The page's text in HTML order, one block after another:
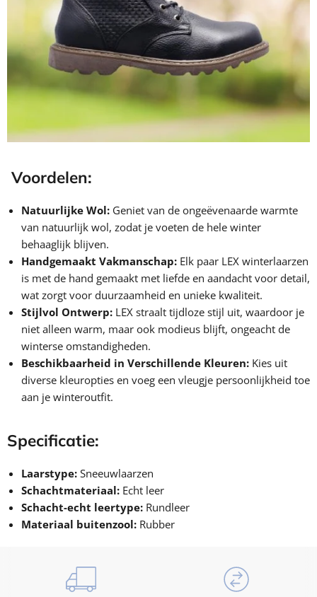
Voordelen:
Natuurlijke Wol: Geniet van de ongeëvenaarde warmte
van natuurlijk wol, zodat je voeten de hele winter
behaaglijk blijven.
Handgemaakt Vakmanschap: Elk paar LEX winterlaarzen
is met de hand gemaakt met liefde en aandacht voor detail,
wat zorgt voor duurzaamheid en unieke kwaliteit.
Stijlvol Ontwerp: LEX straalt tijdloze stijl uit, waardoor je
niet alleen warm, maar ook modieus blijft, ongeacht de
winterse omstandigheden.
Beschikbaarheid in Verschillende Kleuren: Kies uit
diverse kleuropties en voeg een vleugje persoonlijkheid toe
aan je winteroutfit.
Specificatie:
Laarstype: Sneeuwlaarzen
Schachtmateriaal: Echt leer
Schacht-echt leertype: Rundleer
Materiaal buitenzool: Rubber